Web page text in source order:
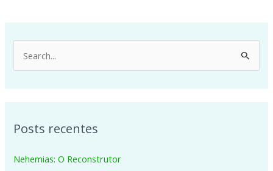
e
u
s
Posts recentes
Nehemias: O Reconstrutor